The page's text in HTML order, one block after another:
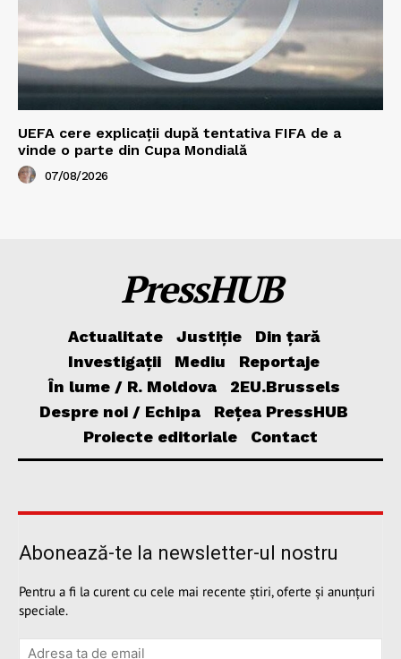
UEFA cere explicații după tentativa FIFA de a
vinde o parte din Cupa Mondială
07/08/2026
PressHUB
Actualitate Justiție
Din țară
Investigații
Mediu
Reportaje
În lume / R. Moldova
2EU.Brussels
Despre noi / Echipa
Rețea PressHUB
Proiecte editoriale
Contact
Abonează-te la newsletter-ul nostru
Pentru a fi la curent cu cele mai recente știri, oferte și anunțuri
speciale.